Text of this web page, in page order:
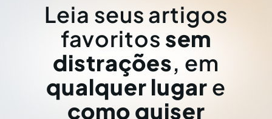
Leia seus artigos
favoritos sem
distrações, em
qualquer lugar e
como quiser